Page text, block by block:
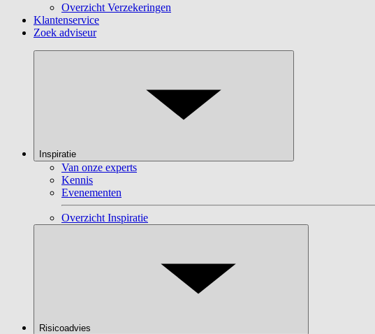
Overzicht Verzekeringen
Klantenservice
Zoek adviseur
Inspiratie
Van onze experts
Kennis
Evenementen
Overzicht Inspiratie
Risicoadvies